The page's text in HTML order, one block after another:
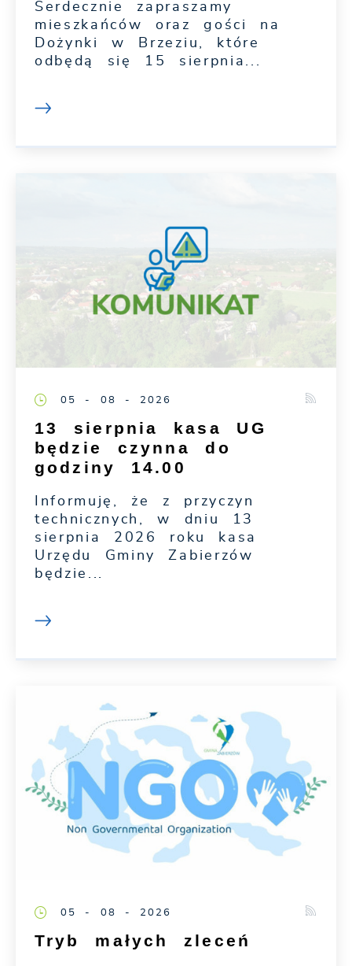
Serdecznie zapraszamy
mieszkańców oraz gości na
Dożynki w Brzeziu, które
odbędą się 15 sierpnia...
05 - 08 - 2026
13 sierpnia kasa UG
będzie czynna do
godziny 14.00
Informuję, że z przyczyn
technicznych, w dniu 13
sierpnia 2026 roku kasa
Urzędu Gminy Zabierzów
będzie...
05 - 08 - 2026
Tryb małych zleceń